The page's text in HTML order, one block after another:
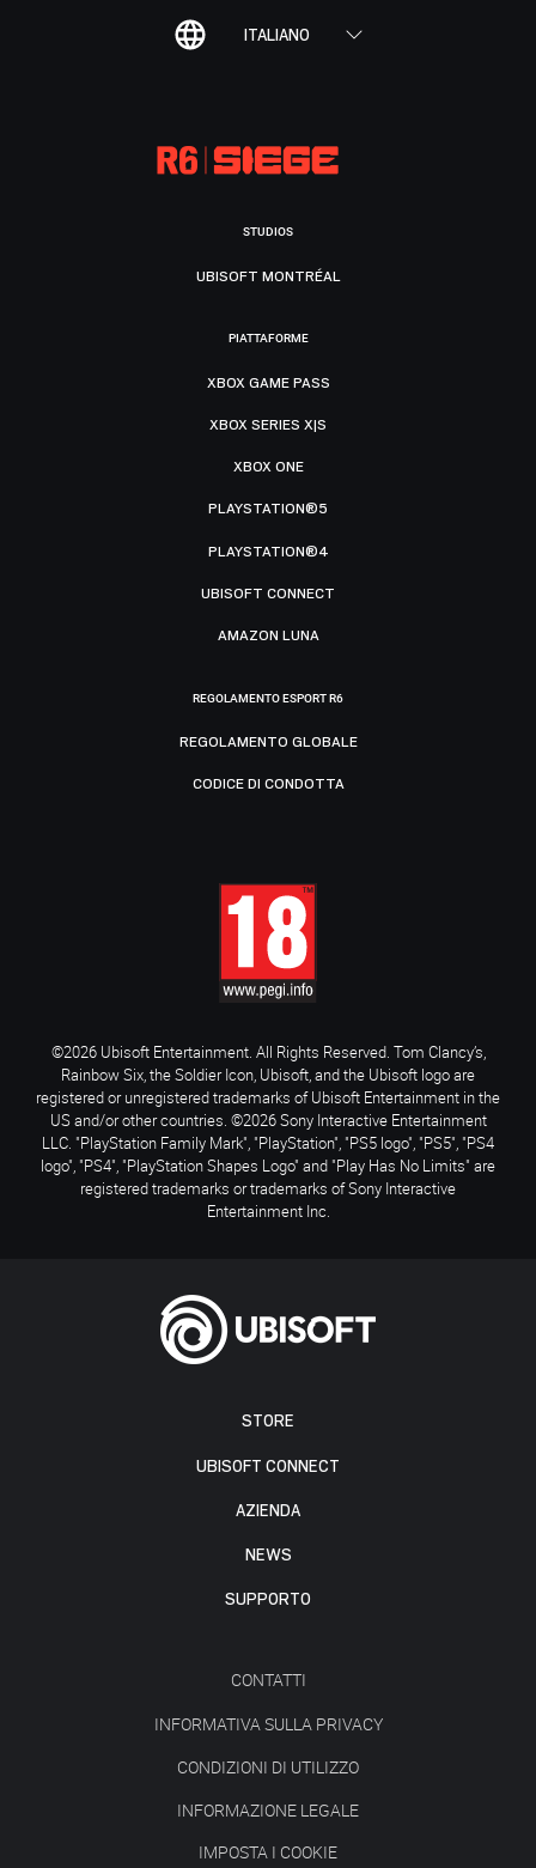
ITALIANO
STORE
UBISOFT CONNECT
AZIENDA
NEWS
SUPPORTO
CONTATTI
INFORMATIVA SULLA PRIVACY
CONDIZIONI DI UTILIZZO
INFORMAZIONE LEGALE
IMPOSTA I COOKIE
STUDIOS
UBISOFT MONTRÉAL
PIATTAFORME
XBOX GAME PASS
XBOX SERIES X|S
XBOX ONE
PLAYSTATION®5
PLAYSTATION®4
UBISOFT CONNECT
AMAZON LUNA
REGOLAMENTO ESPORT R6
REGOLAMENTO GLOBALE
CODICE DI CONDOTTA
©2026 Ubisoft Entertainment. All Rights Reserved. Tom Clancy’s,
Rainbow Six, the Soldier Icon, Ubisoft, and the Ubisoft logo are
registered or unregistered trademarks of Ubisoft Entertainment in the
US and/or other countries. ©2026 Sony Interactive Entertainment
LLC. "PlayStation Family Mark", "PlayStation", "PS5 logo", "PS5", "PS4
logo", "PS4", "PlayStation Shapes Logo" and "Play Has No Limits" are
registered trademarks or trademarks of Sony Interactive
Entertainment Inc.